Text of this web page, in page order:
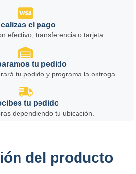
el pago
efectivo, transferencia o tarjeta.
tu pedido
tu pedido y programa la entrega.
tu pedido
dependiendo tu ubicación.
del producto